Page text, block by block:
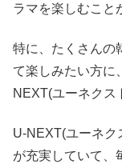
ラマを楽しむこと
特に、たくさんの
て楽しみたい方に
NEXT(ユーネクス
U-NEXT(ユーネク
が充実していて、